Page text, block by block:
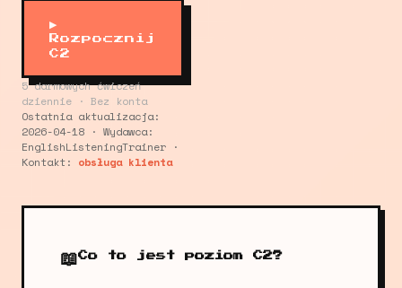
▶
Rozpocznij
C2
5 darmowych ćwiczeń
dziennie · Bez konta
Ostatnia aktualizacja:
2026-04-18 · Wydawca:
EnglishListeningTrainer ·
Kontakt: obsługa klienta
📖Co to jest poziom C2?